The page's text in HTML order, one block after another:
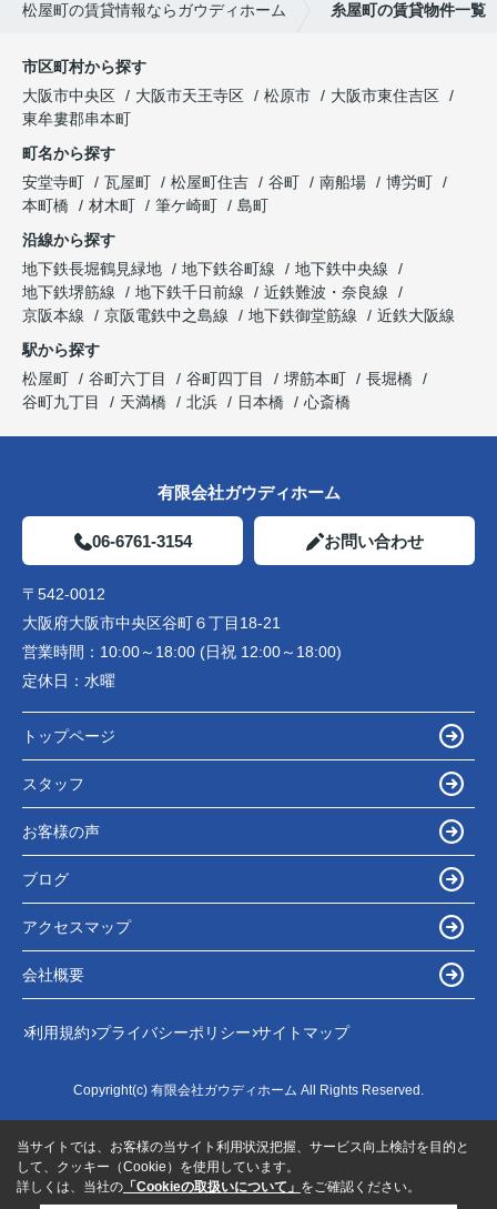
松屋町の賃貸情報ならガウディホーム 糸屋町の賃貸物件一覧
市区町村から探す
大阪市中央区
大阪市天王寺区 松原市
大阪市東住吉区
東牟婁郡串本町
町名から探す
安堂寺町
瓦屋町 松屋町住吉 谷町 南船場
博労町
本町橋
材木町 筆ケ崎町
島町
沿線から探す
地下鉄長堀鶴見緑地
地下鉄谷町線
地下鉄中央線
地下鉄堺筋線
地下鉄千日前線
近鉄難波・奈良線
京阪本線
京阪電鉄中之島線 地下鉄御堂筋線
近鉄大阪線
駅から探す
松屋町
谷町六丁目 谷町四丁目 堺筋本町
長堀橋
谷町九丁目
天満橋 北浜 日本橋 心斎橋
有限会社ガウディホーム
06-6761-3154 お問い合わせ
〒542-0012
大阪府大阪市中央区谷町６丁目18-21
営業時間： 10:00～18:00 (日祝 12:00～18:00)
定休日： 水曜
トップページ
スタッフ
お客様の声
ブログ
アクセスマップ
会社概要
利用規約 プライバシーポリシー サイトマップ
Copyright(c) 有限会社ガウディホーム All Rights Reserved.
当サイトでは、お客様の当サイト利用状況把握、サービス向上検討を目的と
して、クッキー（Cookie）を使用しています。
詳しくは、当社の 「Cookieの取扱いについて」 をご確認ください。